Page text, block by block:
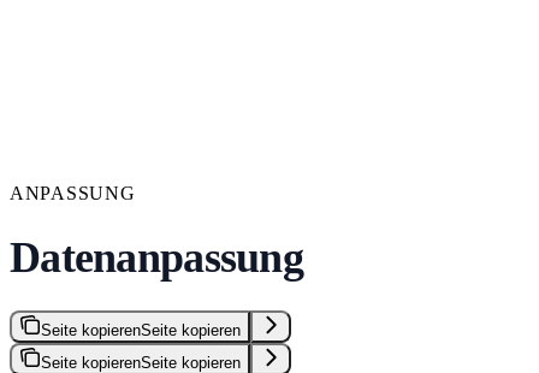
ANPASSUNG
Datenanpassung
Seite kopierenSeite kopieren
Seite kopierenSeite kopieren